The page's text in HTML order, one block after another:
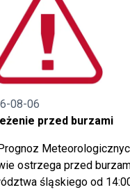
08-06
przed burzami
ostrzega przed
śląskiego od